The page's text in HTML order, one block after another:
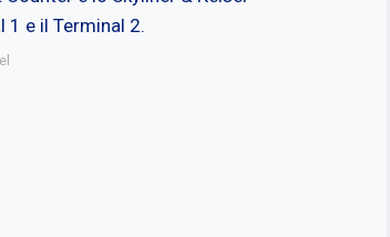
e il Terminal 2.